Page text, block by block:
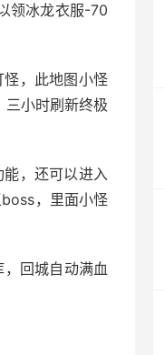
领冰龙衣服-70
，此地图小怪
小时刷新终极
，还可以进入
，里面小怪
回城自动满血